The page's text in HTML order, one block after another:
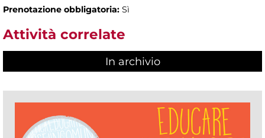
Prenotazione obbligatoria: Sì
Attività correlate
In archivio